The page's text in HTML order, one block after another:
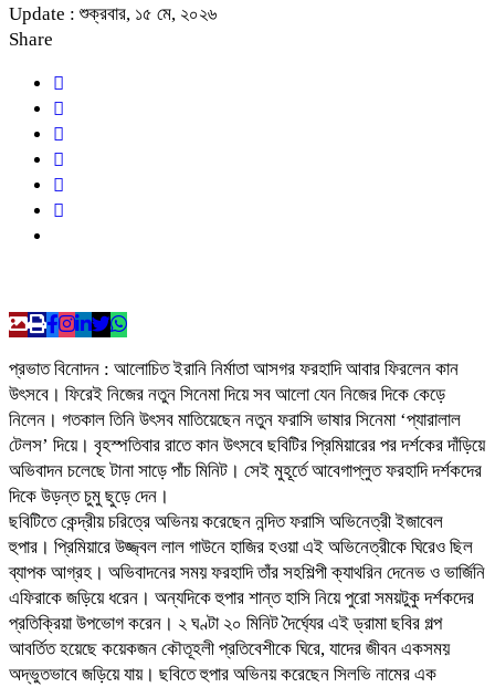
Update : শুক্রবার, ১৫ মে, ২০২৬
Share
প্রভাত বিনোদন : আলোচিত ইরানি নির্মাতা আসগর ফরহাদি আবার ফিরলেন কান
উৎসবে। ফিরেই নিজের নতুন সিনেমা দিয়ে সব আলো যেন নিজের দিকে কেড়ে
নিলেন। গতকাল তিনি উৎসব মাতিয়েছেন নতুন ফরাসি ভাষার সিনেমা ‘প্যারালাল
টেলস’ দিয়ে। বৃহস্পতিবার রাতে কান উৎসবে ছবিটির প্রিমিয়ারের পর দর্শকের দাঁড়িয়ে
অভিবাদন চলেছে টানা সাড়ে পাঁচ মিনিট। সেই মুহূর্তে আবেগাপ্লুত ফরহাদি দর্শকদের
দিকে উড়ন্ত চুমু ছুড়ে দেন।
ছবিটিতে কেন্দ্রীয় চরিত্রে অভিনয় করেছেন নন্দিত ফরাসি অভিনেত্রী ইজাবেল
হুপার। প্রিমিয়ারে উজ্জ্বল লাল গাউনে হাজির হওয়া এই অভিনেত্রীকে ঘিরেও ছিল
ব্যাপক আগ্রহ। অভিবাদনের সময় ফরহাদি তাঁর সহশিল্পী ক্যাথরিন দেনেভ ও ভার্জিনি
এফিরাকে জড়িয়ে ধরেন। অন্যদিকে হুপার শান্ত হাসি নিয়ে পুরো সময়টুকু দর্শকদের
প্রতিক্রিয়া উপভোগ করেন। ২ ঘণ্টা ২০ মিনিট দৈর্ঘ্যের এই ড্রামা ছবির গল্প
আবর্তিত হয়েছে কয়েকজন কৌতূহলী প্রতিবেশীকে ঘিরে, যাদের জীবন একসময়
অদ্ভুতভাবে জড়িয়ে যায়। ছবিতে হুপার অভিনয় করেছেন সিলভি নামের এক